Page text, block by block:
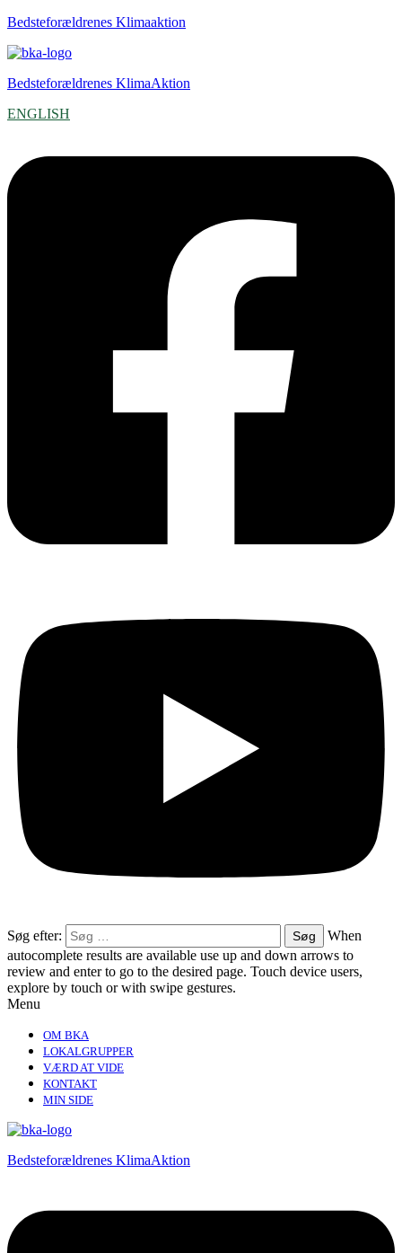
Bedsteforældrenes Klimaaktion
Bedsteforældrenes KlimaAktion
ENGLISH
Søg efter:
When
autocomplete results are available use up and down arrows to
review and enter to go to the desired page. Touch device users,
explore by touch or with swipe gestures.
Menu
OM BKA
LOKALGRUPPER
VÆRD AT VIDE
KONTAKT
MIN SIDE
Bedsteforældrenes KlimaAktion​